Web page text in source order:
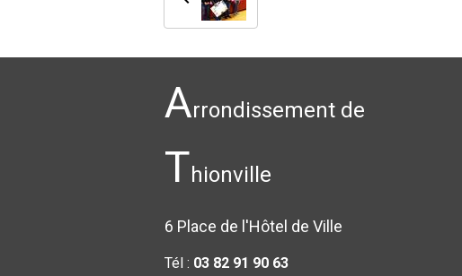
Arrondissement de
Thionville
6 Place de l'Hôtel de Ville
Tél : 03 82 91 90 63